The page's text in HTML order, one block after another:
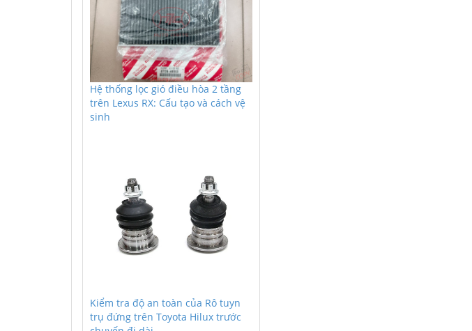
Hệ thống lọc gió điều hòa 2 tầng
trên Lexus RX: Cấu tạo và cách vệ
sinh
Kiểm tra độ an toàn của Rô tuyn
trụ đứng trên Toyota Hilux trước